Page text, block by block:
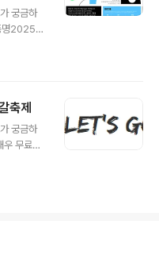
궁금하
명2025
아트 작
티셔츠 &
시된 스
어가 포
구나 ◎ 접
축제
궁금하
무료잡
소 마불
~ 9월 2
폼으로 제